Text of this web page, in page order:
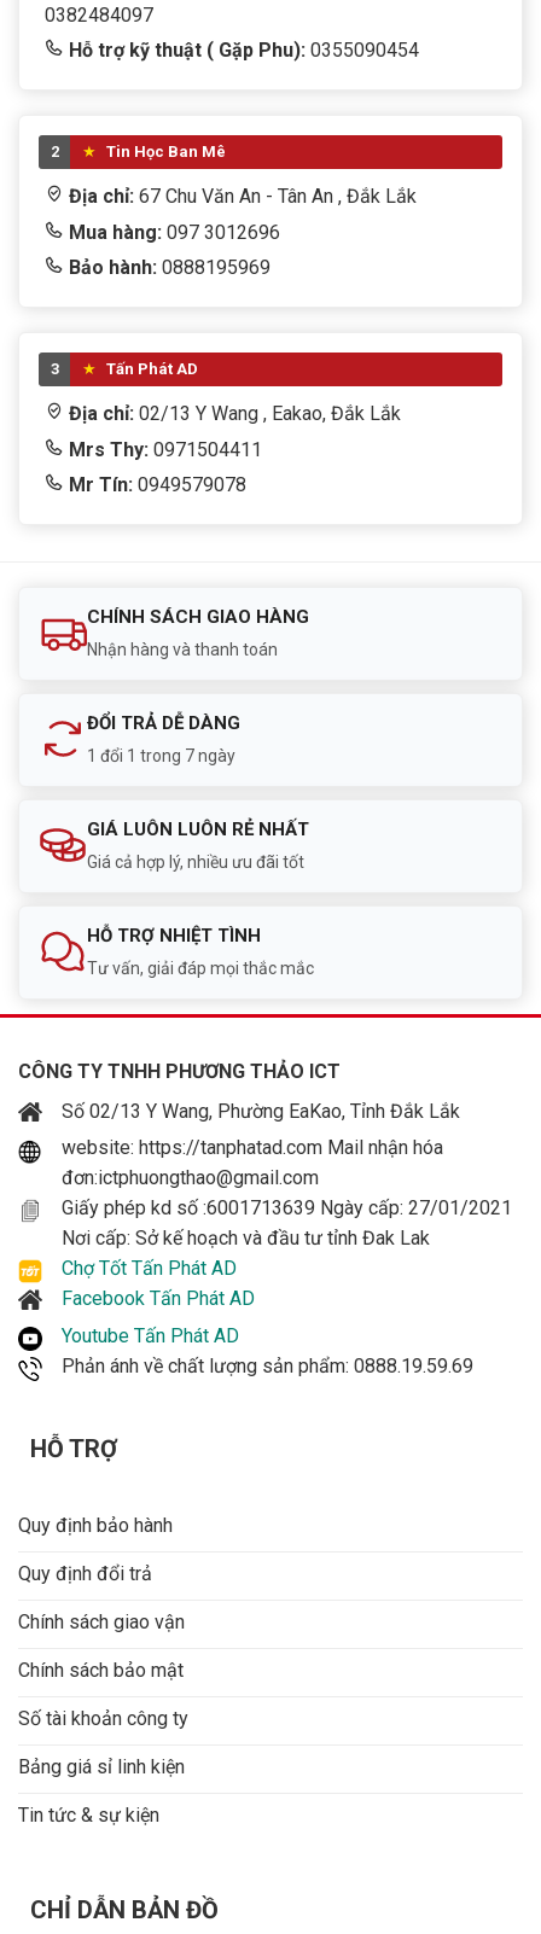
0382484097
Hỗ trợ kỹ thuật ( Gặp Phu): 0355090454
2 Tin Học Ban Mê
Địa chỉ: 67 Chu Văn An - Tân An , Đắk Lắk
Mua hàng: 097 3012696
Bảo hành: 0888195969
3 Tấn Phát AD
Địa chỉ: 02/13 Y Wang , Eakao, Đắk Lắk
Mrs Thy: 0971504411
Mr Tín: 0949579078
CHÍNH SÁCH GIAO HÀNG
Nhận hàng và thanh toán
ĐỔI TRẢ DỄ DÀNG
1 đổi 1 trong 7 ngày
GIÁ LUÔN LUÔN RẺ NHẤT
Giá cả hợp lý, nhiều ưu đãi tốt
HỖ TRỢ NHIỆT TÌNH
Tư vấn, giải đáp mọi thắc mắc
CÔNG TY TNHH PHƯƠNG THẢO ICT
Số 02/13 Y Wang, Phường EaKao, Tỉnh Đắk Lắk
website: https://tanphatad.com Mail nhận hóa
đơn:ictphuongthao@gmail.com
Giấy phép kd số :6001713639 Ngày cấp: 27/01/2021
Nơi cấp: Sở kế hoạch và đầu tư tỉnh Đak Lak
Chợ Tốt Tấn Phát AD
Facebook Tấn Phát AD
Youtube Tấn Phát AD
Phản ánh về chất lượng sản phẩm: 0888.19.59.69
HỖ TRỢ
Quy định bảo hành
Quy định đổi trả
Chính sách giao vận
Chính sách bảo mật
Số tài khoản công ty
Bảng giá sỉ linh kiện
Tin tức & sự kiện
CHỈ DẪN BẢN ĐỒ